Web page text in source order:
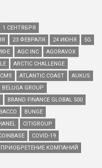
1 СЕНТЯБРЯ
23 ФЕВРАЛЯ 24 ИЮНЯ
5G
90-Е AGC INC
AGORAVOX
ARCTIC CHALLENGE
ATLANTIC COAST
AUKUS
BELUGA GROUP
BRAND FINANCE GLOBAL 500
BUNGE
CITIGROUP
COVID-19
ПРИОБРЕТЕНИЕ КОМПАНИЙ